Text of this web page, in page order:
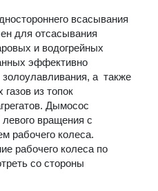
всасывания
для отсасывания
и водогрейных
эффективно
а также
из топок
Дымосос
левого вращения с
рабочего колеса.
рабочего колеса по
со стороны